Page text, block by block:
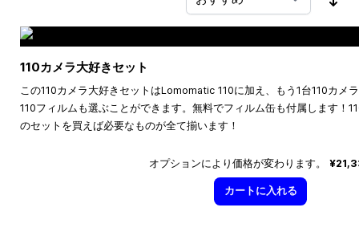
110カメラ大好きセット
この110カメラ大好きセットはLomomatic 110に加え、もう1台110カメ
110フィルムも選ぶことができます。無料でフィルム缶も付属します！
のセットを買えば必要なものが全て揃います！
オプションにより価格が変わります。
カートに入れる